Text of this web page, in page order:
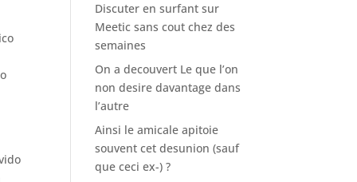
Discuter en surfant sur
Meetic sans cout chez des
semaines
On a decouvert Le que l’on
non desire davantage dans
l’autre
Ainsi le amicale apitoie
souvent cet desunion (sauf
que ceci ex-) ?